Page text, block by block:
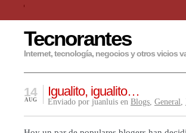
Tecnorantes
Internet, tecnología, negocios y otros vicios
Igualito, igualito…
14
AUG Enviado por juanluis en Blogs, General,